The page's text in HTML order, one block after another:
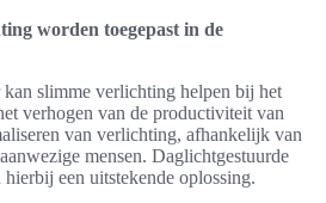
worden toegepast in de
kan slimme verlichting helpen bij het
verhogen van de productiviteit van
van verlichting, afhankelijk van
mensen. Daglichtgestuurde
een uitstekende oplossing.